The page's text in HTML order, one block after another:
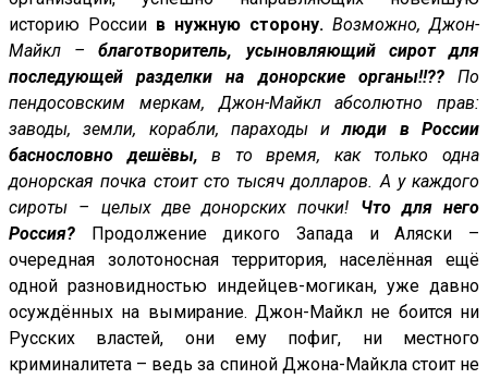
историю России в нужную сторону. Возможно, Джон-
Майкл –благотворитель, усыновляющий сирот для
последующей разделки на донорские органы!!??По
пендосовским меркам, Джон-Майкл абсолютно прав:
заводы, земли, корабли, параходы илюди в России
баснословно дешёвы, в то время, как только одна
донорская почка стоит сто тысяч долларов. А у каждого
сироты – целых две донорских почки! Что для него
Россия? Продолжение дикого Запада и Аляски –
очередная золотоносная территория, населённая ещё
одной разновидностью индейцев-могикан, уже давно
осуждённых на вымирание. Джон-Майкл не боится ни
Русских властей, они ему пофиг, ни местного
криминалитета – ведь за спиной Джона-Майкла стоит не